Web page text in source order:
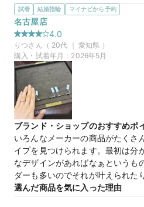
いろいろな商品を試着させていた
えるしキラキラしていてとてもか
いくて気に入りました。他に気に
こちらが指をキレイに見せてくれ
この店舗の良かったところ
立地がよくて、とても入りやすか
ていて広く感じました。スタッフ
ろいろ教えてくださってよかった
きてくださったのが嬉しかったです
商品名 【
価格帯 20万円
試着 結婚指輪 マイナビから予約
名古屋店
4.0
りつさん（ 20代 ｜愛知県 ）
購入・試着年月： 2026年5月
ブランド・ショップのおすすめポ
いろんなメーカーの商品がたくさ
イプを見つけられます。最初は分
なデザインがあればなぁというも
ダーも多いのでそれが叶えられた
選んだ商品を気に入った理由
少しデザインが変わっているとこ